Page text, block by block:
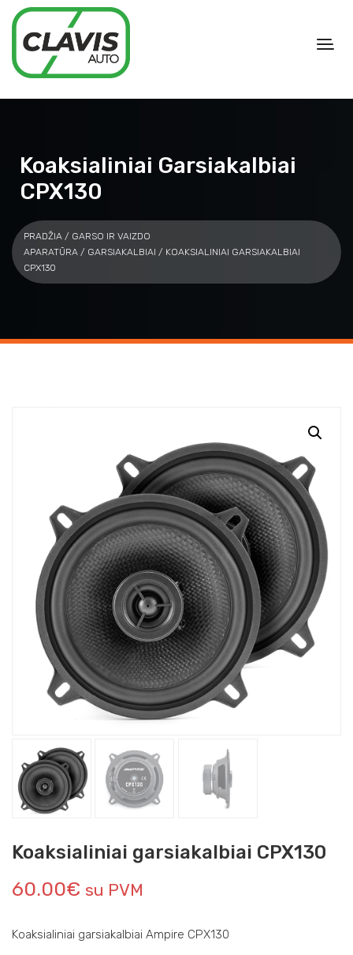
Koaksialiniai Garsiakalbiai
CPX130
PRADŽIA / GARSO IR VAIZDO
APARATŪRA / GARSIAKALBIAI / KOAKSIALINIAI GARSIAKALBIAI
CPX130
Koaksialiniai garsiakalbiai CPX130
60.00€ su PVM
Koaksialiniai garsiakalbiai Ampire CPX130